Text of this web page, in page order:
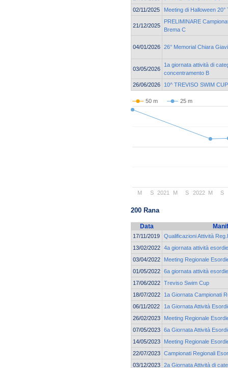
02/11/2025
Meeting di Halloween
21/12/2025
PRELIMINARE
Brema C
04/01/2026 26° Memorial Chiara
03/05/2026
1a giornata attività di
concentramento B
26/06/2026
10^ TREVISO SWIM CUP
50 m 25 m
2021 2022
M S M S M S
200 Rana
Data
17/11/2019
Qualificazioni Attività
13/02/2022 4a giornata attività
03/04/2022
Meeting Regionale
01/05/2022 6a giornata attività
17/06/2022 Treviso Swim Cup
18/07/2022
1a Giornata Campionati
06/11/2022
1a Giornata Attività
26/02/2023
Meeting Regionale
07/05/2023 6a Giornata Attività
14/05/2023
Meeting Regionale
22/07/2023 Campionati Regionali
03/12/2023 2a Giornata Attività di